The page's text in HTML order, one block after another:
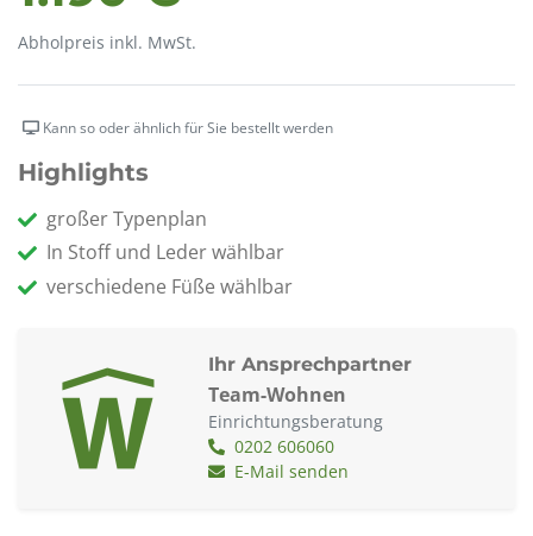
Abholpreis inkl. MwSt.
Kann so oder ähnlich für Sie bestellt werden
Highlights
großer Typenplan
In Stoff und Leder wählbar
verschiedene Füße wählbar
Ihr Ansprechpartner
Team-Wohnen
Einrichtungsberatung
0202 606060
E-Mail senden